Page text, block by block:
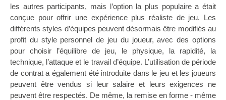
les autres participants, mais l’option la plus populaire a était
conçue pour offrir une expérience plus réaliste de jeu. Les
différents styles d’équipes peuvent désormais être modifiés au
profit du style personnel de jeu du joueur, avec des options
pour choisir l’équilibre de jeu, le physique, la rapidité, la
technique, l’attaque et le travail d’équipe. L’utilisation de période
de contrat a également été introduite dans le jeu et les joueurs
peuvent être vendus si leur salaire et leurs exigences ne
peuvent être respectés. De même, la remise en forme - même